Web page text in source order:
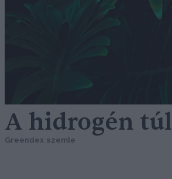
A hidrogén
Greendex szemle